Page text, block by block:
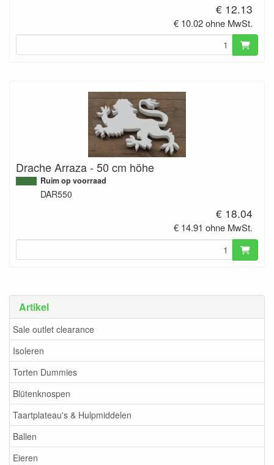
Artikel
Sale outlet clearance
Isoleren
Torten Dummies
Blütenknospen
Taartplateau's & Hulpmiddelen
Ballen
Eieren
€ 12.13
€ 10.02 ohne MwSt.
Drache Arraza - 50 cm höhe
Ruim op voorraad
DAR550
€ 18.04
€ 14.91 ohne MwSt.